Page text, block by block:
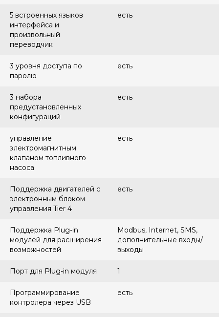
5 встроенных языков
интерфейса и
произвольный
переводчик
есть
3 уровня доступа по
паролю
есть
3 набора
предустановленных
конфигураций
есть
управление
электромагнитным
клапаном топливного
насоса
есть
Поддержка двигателей с
электронным блоком
управления Tier 4
есть
Поддержка Plug-in
модулей для расширения
возможностей
Modbus, Internet, SMS,
дополнительные входы/
выходы
Порт для Plug-in модуля 1
Программирование
контролера через USB
есть